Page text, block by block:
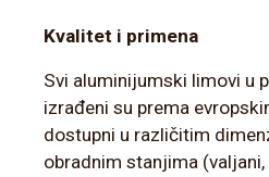
Kvalitet i primena
Svi aluminijumski limovi u
izrađeni su prema
dostupni u različitim
obradnim stanjima